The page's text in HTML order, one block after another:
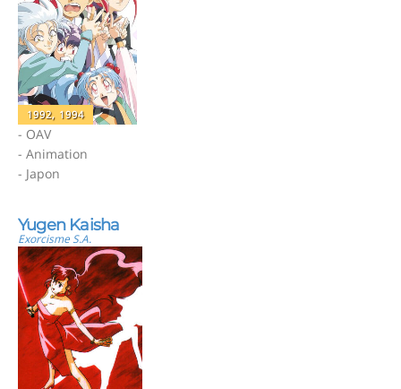
1992, 1994
- OAV
- Animation
- Japon
Yugen Kaisha
Exorcisme S.A.